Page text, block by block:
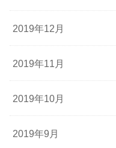
2019年12月
2019年11月
2019年10月
2019年9月